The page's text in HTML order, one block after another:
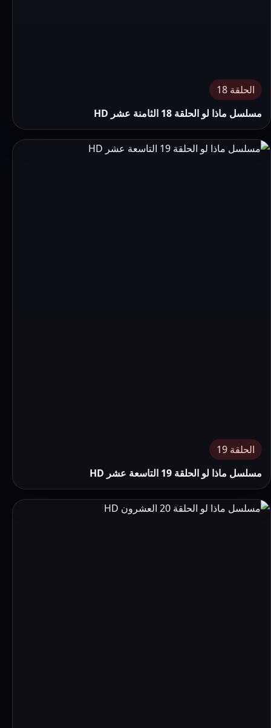
الحلقة 18
مسلسل ماذا لو الحلقة 18 الثامنة عشر HD
الحلقة 19
مسلسل ماذا لو الحلقة 19 التاسعة عشر HD